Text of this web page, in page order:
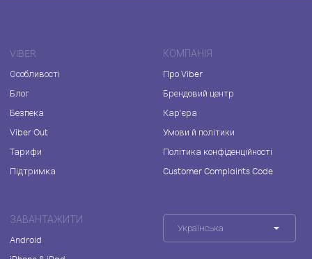
VIBER
Особливості
Блог
Безпека
Viber Out
Тарифи
Підтримка
КОМПАНІЯ
Про Viber
Брендовий центр
Кар'єра
Умови й політики
Політика конфіденційності
Customer Complaints Code
ЗАВАНТАЖИТИ
Android
Українська